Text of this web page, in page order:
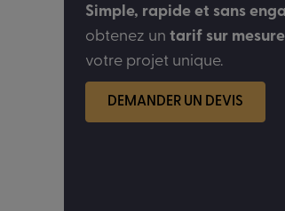
Simple, rapide et sans
obtenez un tarif sur mesure
votre projet unique.
DEMANDER UN DEVIS